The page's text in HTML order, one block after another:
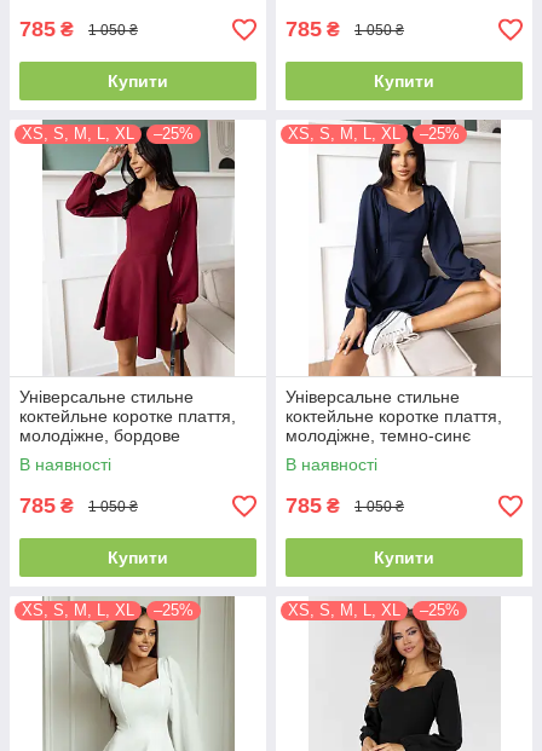
785 ₴ 1 050 ₴
Купити
785 ₴ 1 050 ₴
Купити
XS, S, M, L, XL –25%
Універсальне стильне
коктейльне коротке плаття,
молодіжне, бордове
В наявності
785 ₴ 1 050 ₴
Купити
XS, S, M, L, XL –25%
Універсальне стильне
коктейльне коротке плаття,
молодіжне, темно-синє
В наявності
785 ₴ 1 050 ₴
Купити
XS, S, M, L, XL –25% XS, S, M, L, XL –25%